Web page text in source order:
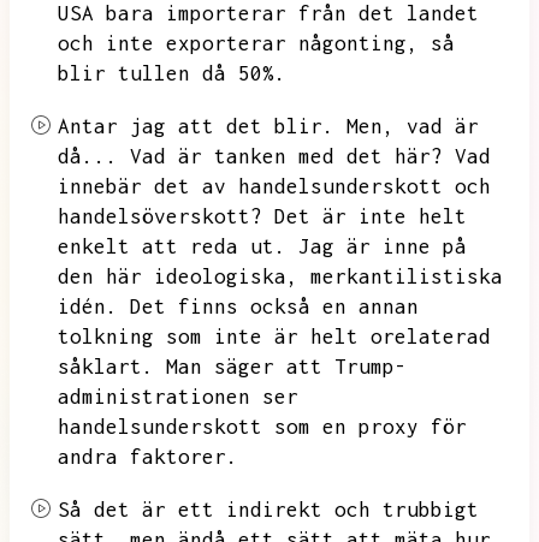
USA bara importerar från det landet
och inte exporterar någonting,
så
blir tullen då 50%.
Antar jag att det blir. Men,
vad är
då...
Vad är tanken med det här? Vad
innebär det av handelsunderskott och
handelsöverskott? Det är inte helt
enkelt att reda ut.
Jag är inne på
den här ideologiska,
merkantilistiska
idén.
Det finns också en annan
tolkning som inte är helt orelaterad
såklart.
Man säger att
Trump-
administrationen ser
handelsunderskott som en proxy för
andra faktorer.
Så det är ett indirekt och trubbigt